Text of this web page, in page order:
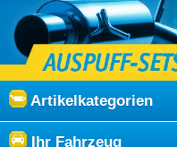
Artikelkategorien
Ihr Fahrzeug